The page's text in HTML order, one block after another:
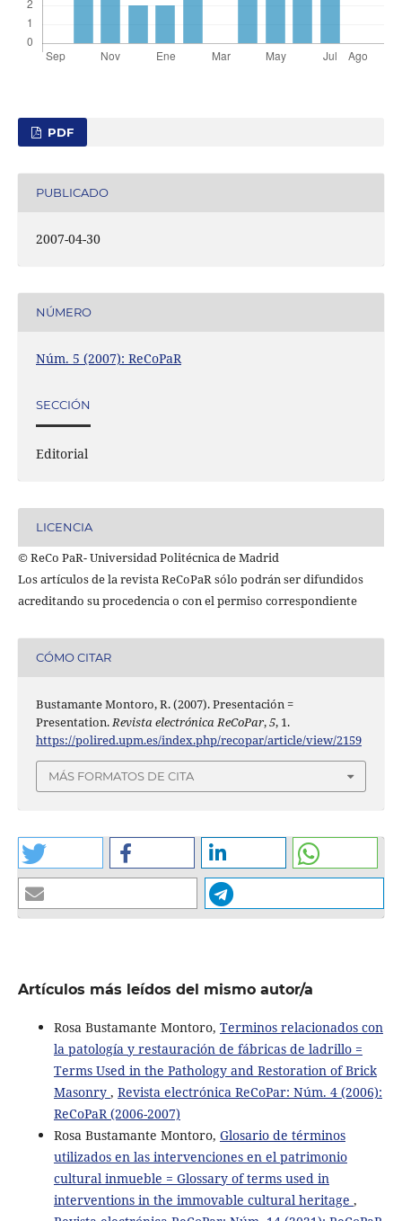
PDF
PUBLICADO
2007-04-30
NÚMERO
Núm. 5 (2007): ReCoPaR
SECCIÓN
Editorial
LICENCIA
© ReCo PaR- Universidad Politécnica de Madrid
Los artículos de la revista ReCoPaR sólo podrán ser difundidos
acreditando su procedencia o con el permiso correspondiente
CÓMO CITAR
Bustamante Montoro, R. (2007). Presentación =
Presentation.Revista electrónica ReCoPar,5, 1.
https://polired.upm.es/index.php/recopar/article/view/2159
MÁS FORMATOS DE CITA
Artículos más leídos del mismo autor/a
Rosa Bustamante Montoro, Terminos relacionados con
la patología y restauración de fábricas de ladrillo =
Terms Used in the Pathology and Restoration of Brick
Masonry , Revista electrónica ReCoPar: Núm. 4 (2006):
ReCoPaR (2006-2007)
Rosa Bustamante Montoro, Glosario de términos
utilizados en las intervenciones en el patrimonio
cultural inmueble = Glossary of terms used in
interventions in the immovable cultural heritage ,